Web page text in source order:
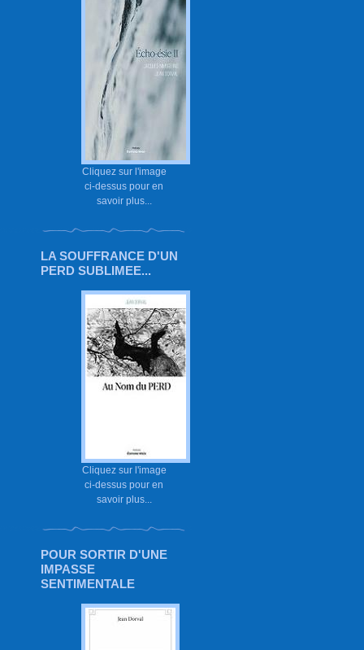
Cliquez sur l'image
ci-dessus pour en
savoir plus...
LA SOUFFRANCE D'UN
PERD SUBLIMEE...
Cliquez sur l'image
ci-dessus pour en
savoir plus...
POUR SORTIR D'UNE
IMPASSE
SENTIMENTALE